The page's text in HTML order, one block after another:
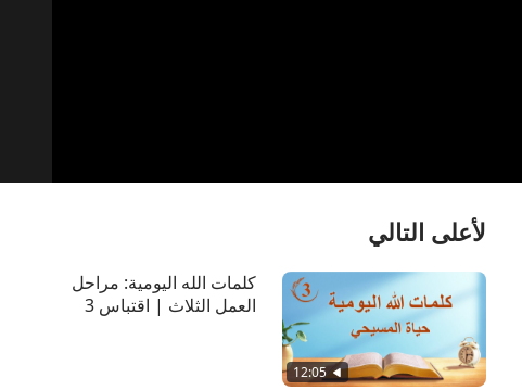
لأعلى التالي
12:05
كلمات الله اليومية: مراحل
العمل الثلاث | اقتباس 3